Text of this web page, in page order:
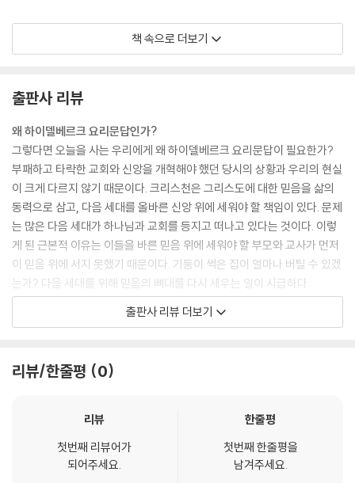
프리드리히 제후의 서문
37장 참 회개와 참 선행(88-91문)
십계명에 관하여
38장 삶의 절대 기준선(92-93문)
39장 제1계명(94-95문)
40장 제2계명(96-98문)
41장 제3계명(99-102문)
42장 제4계명(103문)
43장 제5계명(104문)
44장 제6계명(105-107문)
45장 제7계명(108-109문)
46장 제8계명(110-111문)
47장 제9계명(112문)
49장 십계명 결론(114-115문)
50장 주기도 서론(116-119문)
51장 하늘에 계신 우리 아버지(120-121문)
52장 이름이 거룩히 여김을 받으시오며(122문)
하나님의 절대 공의와 절대 자비가 만나는 지점이 어딘가. 바로 예수님의
십자가다. 하나님의 절대 공의로는 반드시 죄인을 벌해야 한다. 하나님의
로 십자가란 말이다.
--- p. 80
종교개혁가들은 그 당시 교회의 부패 원인을 성경에서 찾았다. 종교개혁가
들은 외쳤다. “다시 돌아가야 한다!” 원래 형태의 기독교로 돌아가야 한다.
그들이 말한 개혁(Reformation)은 어디로 돌아가는 걸까? 사도신경적
의 믿음으로 돌아가는 것이다. 그들은 사도신경적의 믿음 외에는 복음을
증명하는 다른 믿음이 없다는 것을 천명하고 종교개혁을 일으킨 것이다.
결국 사도신경적 믿음이 회복될 때 당신과 내가 염려하는 한국 교회의 아
픔이 치유될 것이다. 지금이 그래야 할 때다.
--- pp. 126-127
드시 이에 대해 보고해야 한다. “내가 준 생명과 믿음의 기회를, 내가 허락
상 속에서 얼마나 세상과 예수님을 연결하는 다리로서의 역할을 잘 감당했
는지 물으실 것이다.
책 속으로 더보기
출판사 리뷰
왜 하이델베르크 요리문답인가?
그렇다면 오늘을 사는 우리에게 왜 하이델베르크 요리문답이 필요한가?
부패하고 타락한 교회와 신앙을 개혁해야 했던 당시의 상황과 우리의 현실
이 크게 다르지 않기 때문이다. 크리스천은 그리스도에 대한 믿음을 삶의
동력으로 삼고, 다음 세대를 올바른 신앙 위에 세워야 할 책임이 있다. 문제
는 많은 다음 세대가 하나님과 교회를 등지고 떠나고 있다는 것이다. 이렇
게 된 근본적 이유는 이들을 바른 믿음 위에 세워야 할 부모와 교사가 먼저
이 믿음 위에 서지 못했기 때문이다. 기둥이 썩은 집이 얼마나 버틸 수 있겠
는가? 다음 세대를 위해 믿음의 뼈대를 다시 세우는 일이 시급하다.
종교개혁가들이 목숨 걸고 지킨 바른 믿음의 원리를 이 시대 우리 믿음의
때 반드시 회복해야 할 것이 교리 교육이다. 개혁교회들이 하이델베르크
리도 복음의 기본으로 돌아가야 한다. 이 책은 어린이 사역자로 45년 동안
에 세울 목적으로 하이델베르크 요리문답을 심층적으로 풀어낸 강해서다.
학술 목적보다는 교육과 목회 목적으로 쓰였다. 이 책은 흐트러진 신앙의
출판사 리뷰 더보기
리뷰/한줄평 0
리뷰
첫번째 리뷰어가
되어주세요.
한줄평
첫번째 한줄평을
남겨주세요.